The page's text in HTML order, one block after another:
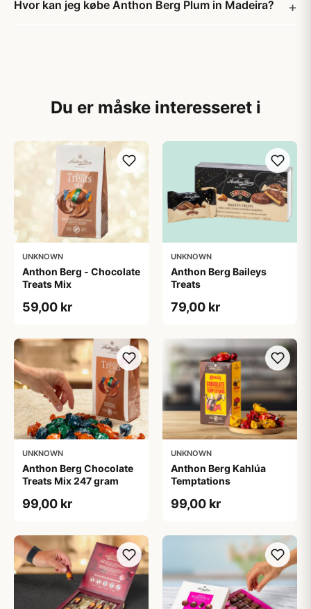
Hvor kan jeg købe Anthon Berg Plum in Madeira?
Du er måske interesseret i
UNKNOWN
Anthon Berg - Chocolate
Treats Mix
59,00 kr
UNKNOWN
Anthon Berg Baileys
Treats
79,00 kr
UNKNOWN
Anthon Berg Chocolate
Treats Mix 247 gram
99,00 kr
UNKNOWN
Anthon Berg Kahlúa
Temptations
99,00 kr